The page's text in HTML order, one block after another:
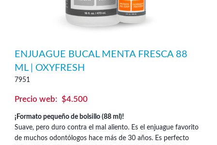
ENJUAGUE BUCAL MENTA FRESCA 88
ML | OXYFRESH
7951
$4.500
¡Formato pequeño de bolsillo (88 ml)!
Suave, pero duro contra el mal aliento. Es el enjuague favorito
de muchos odontólogos hace más de 30 años. Es perfecto